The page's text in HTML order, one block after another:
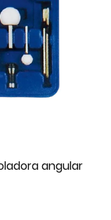
angular